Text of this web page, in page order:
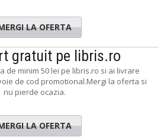
LA OFERTA
gratuit pe libris.ro
de minim 50 lei pe libris.ro si ai livrare
de cod promotional.Mergi la oferta si
nu pierde ocazia.
LA OFERTA